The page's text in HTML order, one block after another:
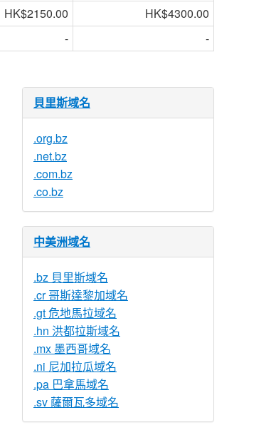
HK$2150.00
HK$4300.00
- -
貝里斯域名
.org.bz
.net.bz
.com.bz
.co.bz
中美洲域名
.bz 貝里斯域名
.cr 哥斯達黎加域名
.gt 危地馬拉域名
.hn 洪都拉斯域名
.mx 墨西哥域名
.ni 尼加拉瓜域名
.pa 巴拿馬域名
.sv 薩爾瓦多域名